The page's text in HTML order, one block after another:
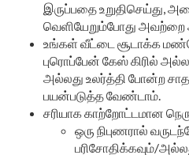
இருப்பதை உறுதிசெய்து,
வெளியேறும்போது
உங்கள் வீட்டை சூடாக்க
புரொப்பேன் கேஸ் கிரில்
அல்லது உலர்த்தி போன்ற
பயன்படுத்த வேண்டாம்.
சரியாக காற்றோட்டமான
ஒரு நிபுணரால்
பரிசோதிக்கவும்/